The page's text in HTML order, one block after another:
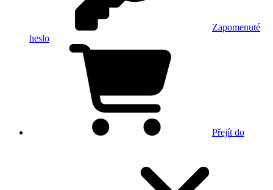
Zapomenuté
heslo
Přejít do